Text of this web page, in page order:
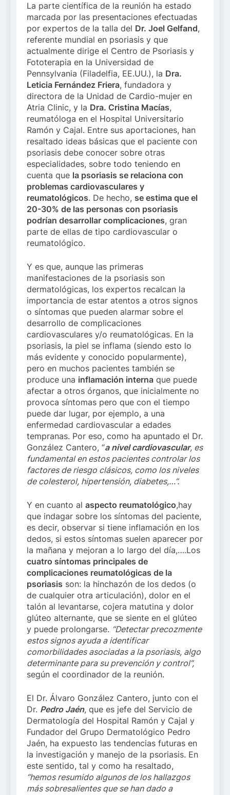
La parte científica de la reunión ha estado
marcada por las presentaciones efectuadas
por expertos de la talla del Dr. Joel Gelfand,
referente mundial en psoriasis y que
actualmente dirige el Centro de Psoriasis y
Fototerapia en la Universidad de
Pennsylvania (Filadelfia, EE.UU.), la Dra.
Leticia Fernández Friera, fundadora y
directora de la Unidad de Cardio-mujer en
Atria Clinic, y la Dra. Cristina Macías,
reumatóloga en el Hospital Universitario
Ramón y Cajal. Entre sus aportaciones, han
resaltado ideas básicas que el paciente con
psoriasis debe conocer sobre otras
especialidades, sobre todo teniendo en
cuenta que la psoriasis se relaciona con
problemas cardiovasculares y
reumatológicos. De hecho, se estima que el
20-30% de las personas con psoriasis
podrían desarrollar complicaciones, gran
parte de ellas de tipo cardiovascular o
reumatológico.
Y es que, aunque las primeras
manifestaciones de la psoriasis son
dermatológicas, los expertos recalcan la
importancia de estar atentos a otros signos
o síntomas que pueden alarmar sobre el
desarrollo de complicaciones
cardiovasculares y/o reumatológicas. En la
psoriasis, la piel se inflama (siendo esto lo
más evidente y conocido popularmente),
pero en muchos pacientes también se
produce una inflamación interna que puede
afectar a otros órganos, que inicialmente no
provoca síntomas pero que con el tiempo
puede dar lugar, por ejemplo, a una
enfermedad cardiovascular a edades
tempranas. Por eso, como ha apuntado el Dr.
González Cantero, “a nivel cardiovascular, es
fundamental en estos pacientes controlar los
factores de riesgo clásicos, como los niveles
de colesterol, hipertensión, diabetes,…”.
Y en cuanto al aspecto reumatológico,hay
que indagar sobre los síntomas del paciente,
es decir, observar si tiene inflamación en los
dedos, si estos síntomas suelen aparecer por
la mañana y mejoran a lo largo del día,….Los
cuatro síntomas principales de
complicaciones reumatológicas de la
psoriasis son: la hinchazón de los dedos (o
de cualquier otra articulación), dolor en el
talón al levantarse, cojera matutina y dolor
glúteo alternante, que se siente en el glúteo
y puede prolongarse. “Detectar precozmente
estos signos ayuda a identificar
comorbilidades asociadas a la psoriasis, algo
determinante para su prevención y control”,
según el coordinador de la reunión.
El Dr. Álvaro González Cantero, junto con el
Dr. Pedro Jaén, que es jefe del Servicio de
Dermatología del Hospital Ramón y Cajal y
Fundador del Grupo Dermatológico Pedro
Jaén, ha expuesto las tendencias futuras en
la investigación y manejo de la psoriasis. En
este sentido, tal y como ha resaltado,
“hemos resumido algunos de los hallazgos
más sobresalientes que se han dado a